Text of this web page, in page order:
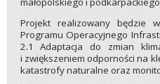
Projekt realizowany będzie
Programu Operacyjnego
2.1 Adaptacja do zmian
i zwiększeniem odporności na
katastrofy naturalne oraz